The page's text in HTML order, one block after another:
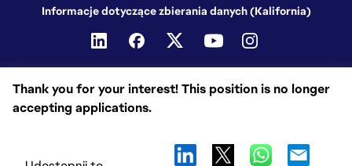
Thank you for your interest! This position is no longer
accepting applications.
Informacje dotyczące zbierania danych (Kalifornia)